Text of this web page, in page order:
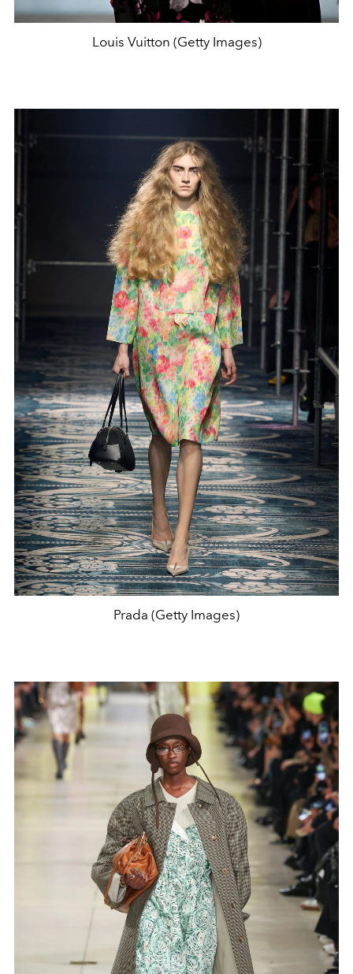
Louis Vuitton (Getty Images)
Prada (Getty Images)